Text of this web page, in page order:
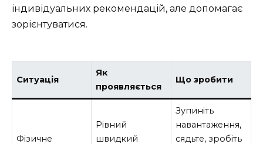
індивідуальних рекомендацій, але допомагає
зорієнтуватися.
Ситуація
Як
проявляється
Що зробити
Фізичне
Рівний
швидкий
Зупиніть
навантаження,
сядьте, зробіть